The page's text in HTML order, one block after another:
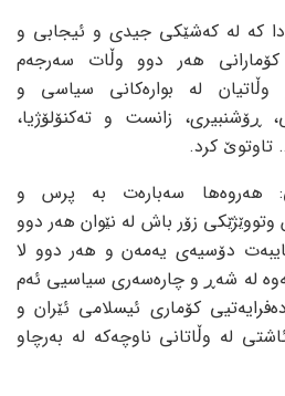
کە لە کەشێکی جیدی و ئیجابی و
کۆمارانی هەر دوو وڵات سەرجەم
وڵاتیان لە بوارەکانی سیاسی و
ڕۆشنبیری، زانست و تەکنۆلۆژیا،
تاوتوێ کرد.
هەروەها سەبارەت بە پرس و
زۆر باش لە نێوان هەر دوو
دۆسیەی یەمەن و هەر دوو لا
لە شەڕ و چارەسەری سیاسیی ئەم
کۆماری ئیسلامی ئێران و
لە وڵاتانی ناوچەکە لە بەرچاو